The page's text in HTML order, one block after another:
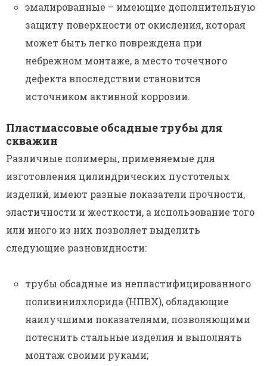
эмалированные – имеющие дополнительную
защиту поверхности от окисления, которая
может быть легко повреждена при
небрежном монтаже, а место точечного
дефекта впоследствии становится
источником активной коррозии.
Пластмассовые обсадные трубы для
скважин
Различные полимеры, применяемые для
изготовления цилиндрических пустотелых
изделий, имеют разные показатели прочности,
эластичности и жесткости, а использование того
или иного из них позволяет выделить
следующие разновидности:
трубы обсадные из непластифицированного
поливинилхлорида (НПВХ), обладающие
наилучшими показателями, позволяющими
потеснить стальные изделия и выполнять
монтаж своими руками;